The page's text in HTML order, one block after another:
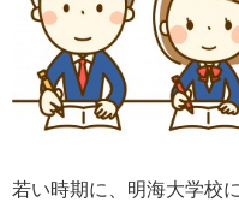
若い時期に、明海大学校